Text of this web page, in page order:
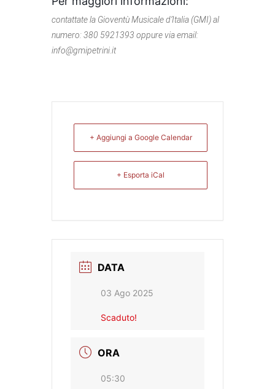
contattate la Gioventù Musicale d’Italia (GMI) al
numero: 380 5921393 oppure via email:
info@gmipetrini.it
+ Aggiungi a Google Calendar
+ Esporta iCal
DATA
03 Ago 2025
Scaduto!
ORA
05:30